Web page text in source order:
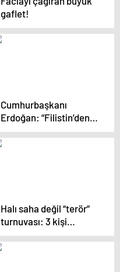
gaflet!
Cumhurbaşkanı
Erdoğan: “Filistin’den,
Gazze’den, Kudüs’ten
bize ne?” diyenler bu
Halı saha değil “terör”
turnuvası: 3 kişi
tutuklandı